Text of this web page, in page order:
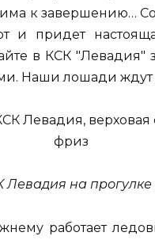
к завершению…
и придет
в КСК "Левадия"
Наши лошади ждут
на прогулке
работает